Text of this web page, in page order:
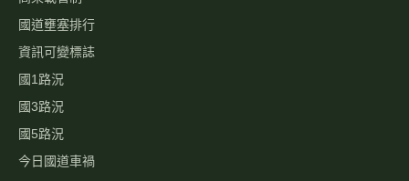
即時資訊
即時影像
即時路況地圖
國道路況